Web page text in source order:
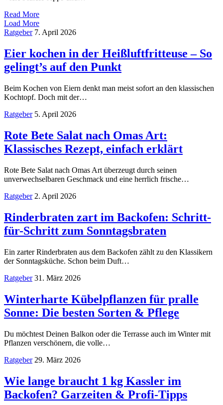
Read More
Load More
Ratgeber 7. April 2026
Eier kochen in der Heißluftfritteuse – So
gelingt’s auf den Punkt
Beim Kochen von Eiern denkt man meist sofort an den klassischen
Kochtopf. Doch mit der…
Ratgeber 5. April 2026
Rote Bete Salat nach Omas Art:
Klassisches Rezept, einfach erklärt
Rote Bete Salat nach Omas Art überzeugt durch seinen
unverwechselbaren Geschmack und eine herrlich frische…
Ratgeber 2. April 2026
Rinderbraten zart im Backofen: Schritt-
für-Schritt zum Sonntagsbraten
Ein zarter Rinderbraten aus dem Backofen zählt zu den Klassikern
der Sonntagsküche. Schon beim Duft…
Ratgeber 31. März 2026
Winterharte Kübelpflanzen für pralle
Sonne: Die besten Sorten & Pflege
Du möchtest Deinen Balkon oder die Terrasse auch im Winter mit
Pflanzen verschönern, die volle…
Ratgeber 29. März 2026
Wie lange braucht 1 kg Kassler im
Backofen? Garzeiten & Profi-Tipps